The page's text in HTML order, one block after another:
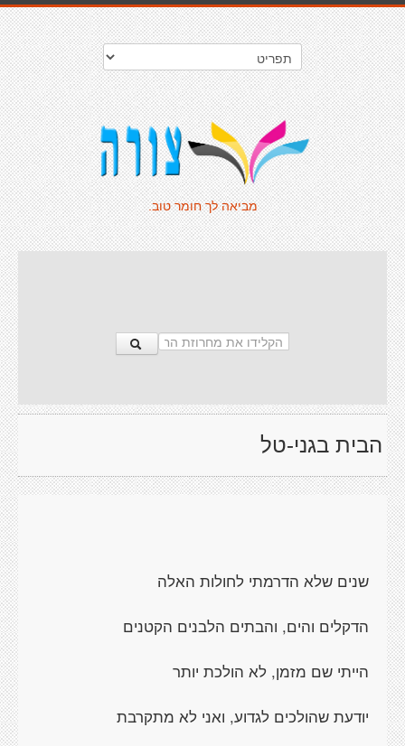
מביאה לך חומר טוב.
הבית בגני-טל
שנים שלא הדרמתי לחולות האלה
הדקלים והים, והבתים הלבנים הקטנים
הייתי שם מזמן, לא הולכת יותר
יודעת שהולכים לגדוע, ואני לא מתקרבת